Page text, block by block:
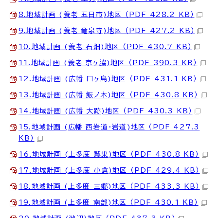
8.地域計画 (養老 五日市)地区 （PDF 428.2 KB）
9.地域計画 (養老 竜泉寺)地区 （PDF 427.2 KB）
10.地域計画 (養老 石畑)地区 （PDF 430.7 KB）
11.地域計画 (養老 京ヶ脇)地区 （PDF 390.3 KB）
12.地域計画 (広幡 口ヶ島)地区 （PDF 431.1 KB）
13.地域計画 (広幡 飯ノ木)地区 （PDF 430.8 KB）
14.地域計画 (広幡 大跡)地区 （PDF 430.3 KB）
15.地域計画 (広幡 西岩道・岩道)地区 （PDF 427.3
KB）
16.地域計画 (上多度 鷲巣)地区 （PDF 430.8 KB）
17.地域計画 (上多度 小倉)地区 （PDF 429.4 KB）
18.地域計画 (上多度 三郷)地区 （PDF 433.3 KB）
19.地域計画 (上多度 南部)地区 （PDF 430.1 KB）